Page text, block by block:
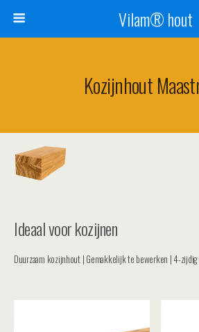
Vilam® hout
Kozijnhout
Ideaal voor kozijnen
Duurzaam kozijnhout | Gemakkelijk te bewerken | 4-